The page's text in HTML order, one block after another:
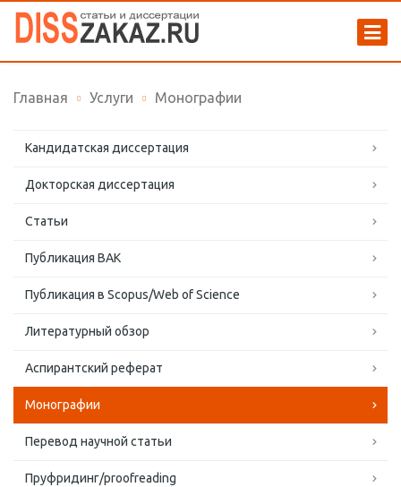
Главная Услуги Монографии
Кандидатская диссертация
Докторская диссертация
Статьи
Публикация ВАК
Публикация в Scopus/Web of Science
Литературный обзор
Аспирантский реферат
Монографии
Перевод научной статьи
Пруфридинг/proofreading